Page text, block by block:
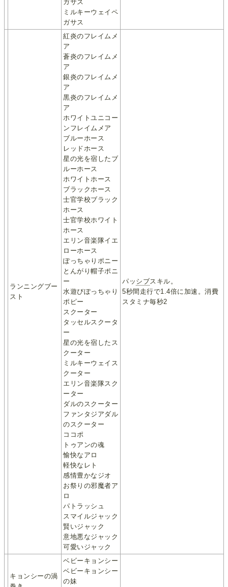
ガサス
ミルキーウェイペ
ガサス
ランニングブー
スト
紅炎のフレイムメ
ア
蒼炎のフレイムメ
ア
銀炎のフレイムメ
ア
黒炎のフレイムメ
ア
ホワイトユニコー
ンフレイムメア
ブルーホース
レッドホース
星の光を宿したブ
ルーホース
ホワイトホース
ブラックホース
士官学校ブラック
ホース
士官学校ホワイト
ホース
エリン音楽隊イエ
ローホース
ぽっちゃりポニー
とんがり帽子ポニ
ー
水遊びぽっちゃり
ポピー
スクーター
タッセルスクータ
ー
星の光を宿したス
クーター
ミルキーウェイス
クーター
エリン音楽隊スク
ーター
ダルのスクーター
ファンタジアダル
のスクーター
ココポ
トゥアンの魂
愉快なアロ
軽快なレト
感情豊かなジオ
お祭りの邪魔者ア
ロ
パトラッシュ
スマイルジャック
賢いジャック
意地悪なジャック
可愛いジャック
パッ シブスキル。
5秒間走行で1.4倍に加速。消費
スタミナ毎秒2
キョンシーの渦
ベビーキョンシー
ベビーキョンシー
の妹